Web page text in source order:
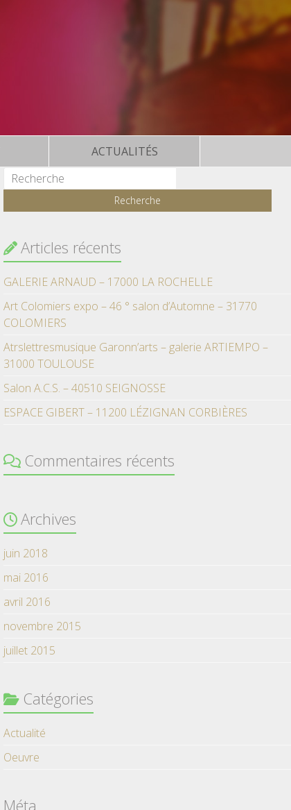
ACTUALITÉS
Articles récents
GALERIE ARNAUD – 17000 LA ROCHELLE
Art Colomiers expo – 46 ° salon d’Automne – 31770
COLOMIERS
Atrslettresmusique Garonn’arts – galerie ARTIEMPO –
31000 TOULOUSE
Salon A.C.S. – 40510 SEIGNOSSE
ESPACE GIBERT – 11200 LÉZIGNAN CORBIÈRES
Commentaires récents
Archives
juin 2018
mai 2016
avril 2016
novembre 2015
juillet 2015
Catégories
Actualité
Oeuvre
Méta